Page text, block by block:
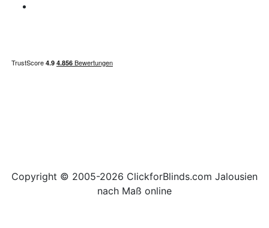
Copyright © 2005-2026 ClickforBlinds.com Jalousien
nach Maß online